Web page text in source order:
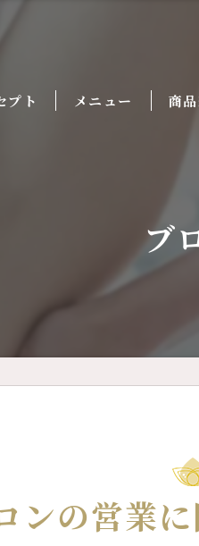
プト メニュー 商
ブ
ンの営業